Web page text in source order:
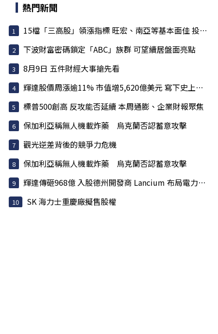
熱門新聞
15檔「三高股」領漲指標 旺宏、南亞等基本面佳 投信大買
下波財富密碼鎖定「ABC」族群 可望續居盤面亮點
8月9日 五件財經大事搶先看
輝達股價周漲逾11% 市值增5,620億美元 寫下史上最大單周...
標普500創高 反攻能否延續 本周通膨、企業財報聚焦
保加利亞稱無人機載炸藥 烏克蘭否認蓄意攻擊
觀光逆差背後的競爭力危機
保加利亞稱無人機載炸藥 烏克蘭否認蓄意攻擊
輝達傳砸968億 入股德州開發商 Lancium 布局電力基建
SK 海力士重慶廠擬售股權